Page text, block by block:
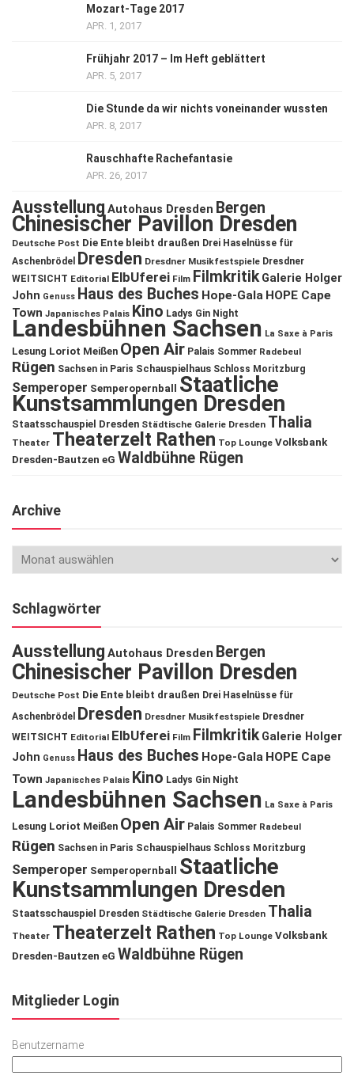
Mozart-Tage 2017
APR. 1, 2017
Frühjahr 2017 – Im Heft geblättert
APR. 5, 2017
Die Stunde da wir nichts voneinander wussten
APR. 8, 2017
Rauschhafte Rachefantasie
APR. 26, 2017
Ausstellung Autohaus Dresden Bergen
Chinesischer Pavillon Dresden
Deutsche Post Die Ente bleibt draußen Drei Haselnüsse für
Aschenbrödel
Dresden Dresdner Musikfestspiele Dresdner
WEITSICHT Editorial ElbUferei Film Filmkritik Galerie Holger
John Genuss Haus des Buches Hope-Gala HOPE Cape
Town Japanisches Palais Kino Ladys Gin Night
Landesbühnen Sachsen La Saxe à Paris
Lesung Loriot Meißen Open Air Palais Sommer Radebeul
Rügen Sachsen in Paris Schauspielhaus Schloss Moritzburg
Semperoper Semperopernball Staatliche
Kunstsammlungen Dresden
Staatsschauspiel Dresden Städtische Galerie Dresden Thalia
Theater Theaterzelt Rathen Top Lounge Volksbank
Dresden-Bautzen eG Waldbühne Rügen
Archive
Schlagwörter
Ausstellung Autohaus Dresden Bergen
Chinesischer Pavillon Dresden
Deutsche Post Die Ente bleibt draußen Drei Haselnüsse für
Aschenbrödel
Dresden Dresdner Musikfestspiele Dresdner
WEITSICHT Editorial ElbUferei Film Filmkritik Galerie Holger
John Genuss Haus des Buches Hope-Gala HOPE Cape
Town Japanisches Palais Kino Ladys Gin Night
Landesbühnen Sachsen La Saxe à Paris
Lesung Loriot Meißen Open Air Palais Sommer Radebeul
Rügen Sachsen in Paris Schauspielhaus Schloss Moritzburg
Semperoper Semperopernball
Staatliche
Kunstsammlungen Dresden
Staatsschauspiel Dresden Städtische Galerie Dresden Thalia
Theater Theaterzelt Rathen Top Lounge Volksbank
Dresden-Bautzen eG Waldbühne Rügen
Mitglieder Login
Benutzername